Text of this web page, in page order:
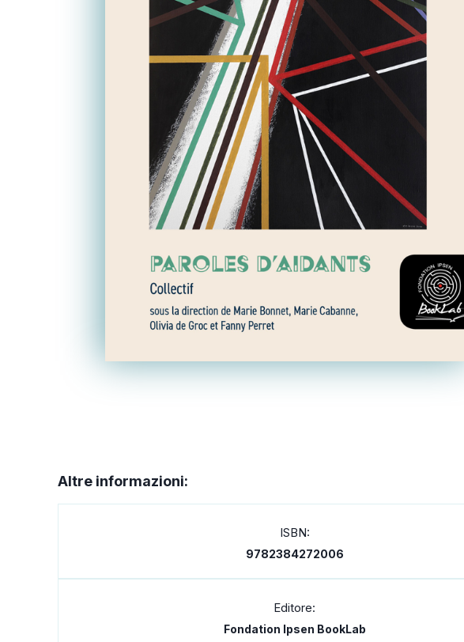
Altre informazioni:
ISBN:
9782384272006
Editore:
Fondation Ipsen BookLab